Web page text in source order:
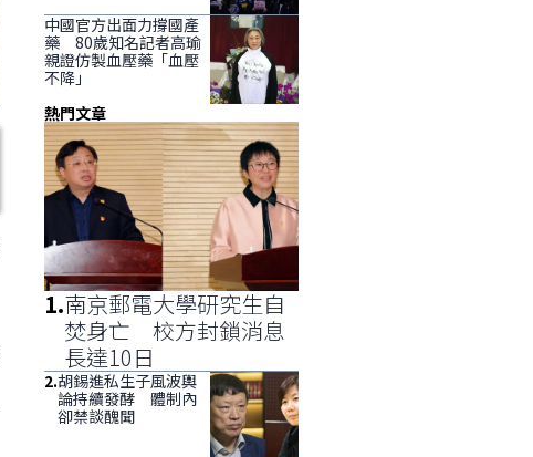
中國官方出面力撐國產
藥 80歲知名記者高瑜
親證仿製血壓藥「血壓
不降」
熱門文章
1.南京郵電大學研究生自
焚身亡 校方封鎖消息
長達10日
2.胡錫進私生子風波輿
論持續發酵 體制內
卻禁談醜聞